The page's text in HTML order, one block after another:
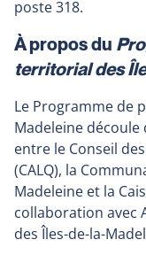
poste 318.
À propos du
territorial des
Le Programme de
Madeleine découle
entre le Conseil
(CALQ), la
Madeleine et la
collaboration avec
des Îles-de-la-